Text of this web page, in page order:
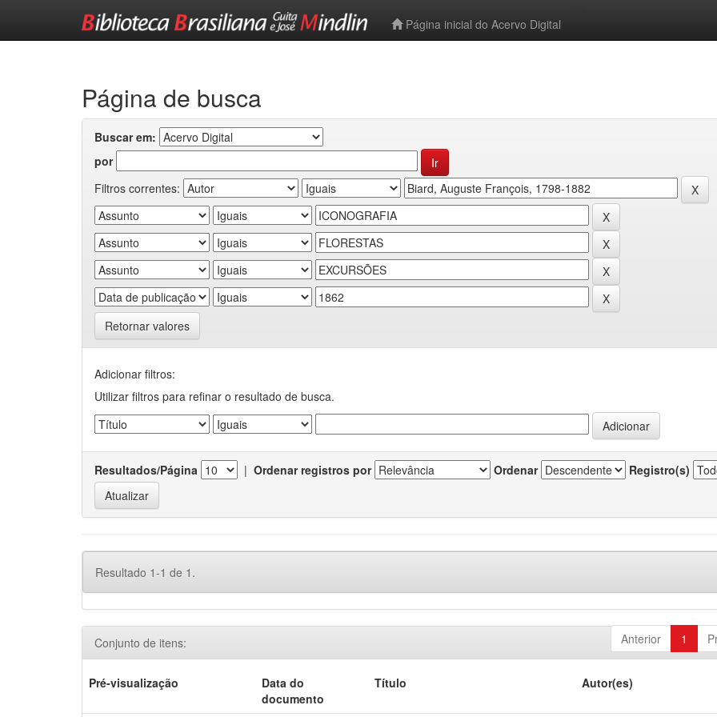
Página inicial do Acervo Digital
Página de busca
Buscar em:
por
Filtros correntes:
Retornar valores
Adicionar filtros:
Utilizar filtros para refinar o resultado de busca.
Resultados/Página | Ordenar registros por Ordenar Registro(s)
Resultado 1-1 de 1.
Anterior 1
Conjunto de itens:
Pré-visualização
Data do
documento
Título Autor(es)